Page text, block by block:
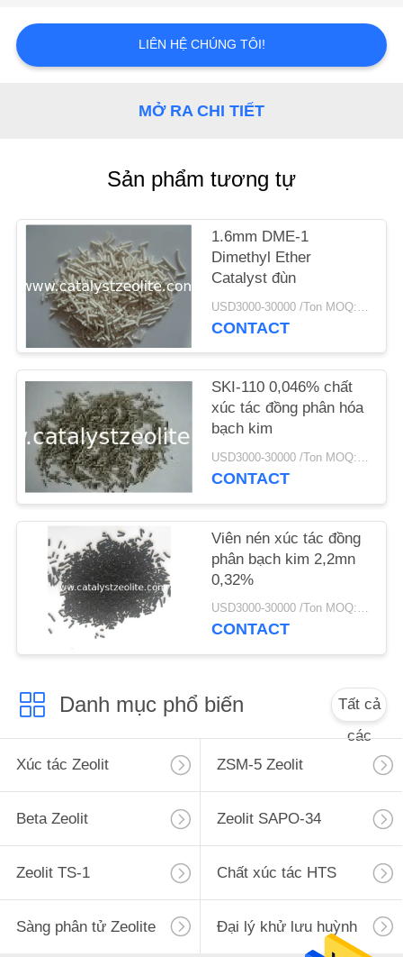
LIÊN
HỆ
TỨC
CÁC
TRƯỜNG
ĐỒ
TRANG
WEB
PRIVACY
POLICY
LIÊN HỆ CHÚNG TÔI!
MỞ RA CHI TIẾT
Sản phẩm tương tự
1.6mm DME-1
Dimethyl Ether
Catalyst đùn
USD3000-30000 /Ton MOQ:1 kg
CONTACT
SKI-110 0,046% chất
xúc tác đồng phân hóa
bạch kim
USD3000-30000 /Ton MOQ:1 kg
CONTACT
Viên nén xúc tác đồng
phân bạch kim 2,2mn
0,32%
USD3000-30000 /Ton MOQ:1 kg
CONTACT
Danh mục phổ biến
Tất cả
các
Xúc tác Zeolit
ZSM-5 Zeolit
Beta Zeolit Zeolit ​​SAPO-34
Zeolit ​​TS-1 Chất xúc tác HTS
Sàng phân tử Zeolite Đại lý khử lưu huỳnh